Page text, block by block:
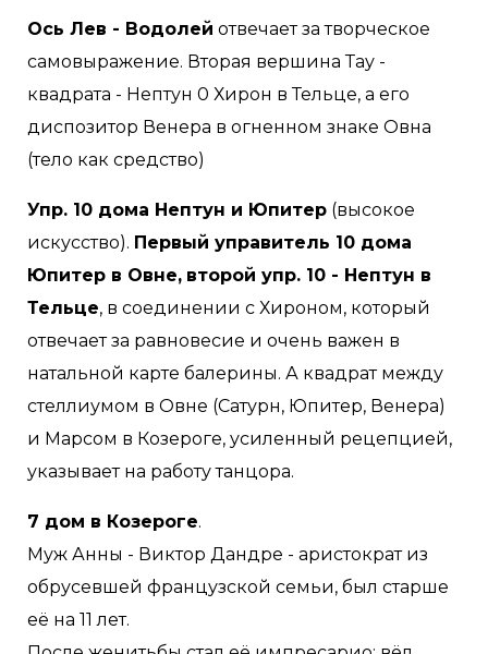
Ось Лев - Водолей отвечает за творческое
самовыражение. Вторая вершина Тау -
квадрата - Нептун 0 Хирон в Тельце, а его
диспозитор Венера в огненном знаке Овна
(тело как средство)
Упр. 10 дома Нептун и Юпитер (высокое
искусство). Первый управитель 10 дома
Юпитер в Овне, второй упр. 10 - Нептун в
Тельце, в соединении с Хироном, который
отвечает за равновесие и очень важен в
натальной карте балерины. А квадрат между
стеллиумом в Овне (Сатурн, Юпитер, Венера)
и Марсом в Козероге, усиленный рецепцией,
указывает на работу танцора.
7 дом в Козероге.
Муж Анны - Виктор Дандре - аристократ из
обрусевшей французской семьи, был старше
её на 11 лет.